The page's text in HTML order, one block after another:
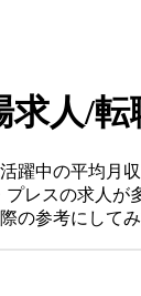
人/転
中の平均月
レスの求人が
の参考にしてみ